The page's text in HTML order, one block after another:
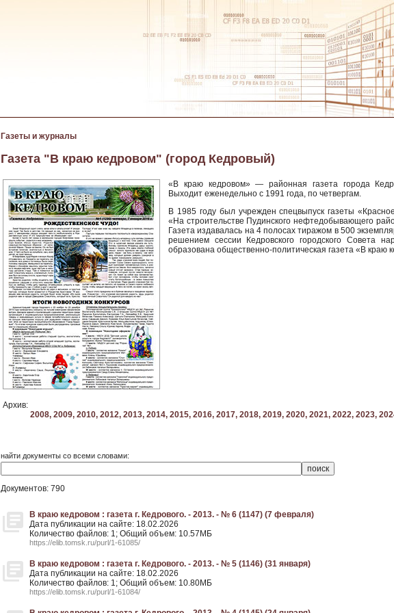
Газеты и журналы
Газета "В краю кедровом" (город Кедровый)
«В краю кедровом» — районная газета города
Выходит еженедельно с 1991 года, по четвергам.
В 1985 году был учрежден спецвыпуск газеты
«На строительстве Пудинского нефтедобывающего
Газета издавалась на 4 полосах тиражом в 500
решением сессии Кедровского городского Совета
образована общественно-политическая газета «В краю
Архив:
2008, 2009, 2010, 2012, 2013, 2014, 2015, 2016, 2017, 2018, 2019, 2020, 2021, 2022, 2023,
найти документы со всеми словами:
Документов: 790
В краю кедровом : газета г. Кедрового. - 2013. - № 6 (1147) (7 февраля)
Дата публикации на сайте: 18.02.2026
Количество файлов: 1; Общий объем: 10.57МБ
https://elib.tomsk.ru/purl/1-61085/
В краю кедровом : газета г. Кедрового. - 2013. - № 5 (1146) (31 января)
Дата публикации на сайте: 18.02.2026
Количество файлов: 1; Общий объем: 10.80МБ
https://elib.tomsk.ru/purl/1-61084/